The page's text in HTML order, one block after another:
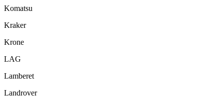
Komatsu
Kraker
Krone
LAG
Lamberet
Landrover